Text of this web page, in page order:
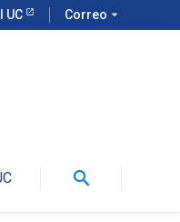
UC Correo arrow_drop_down
search